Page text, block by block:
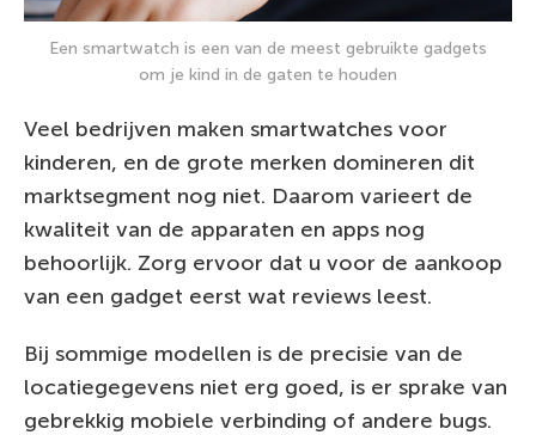
Een smartwatch is een van de meest gebruikte gadgets
om je kind in de gaten te houden
Veel bedrijven maken smartwatches voor
kinderen, en de grote merken domineren dit
marktsegment nog niet. Daarom varieert de
kwaliteit van de apparaten en apps nog
behoorlijk. Zorg ervoor dat u voor de aankoop
van een gadget eerst wat reviews leest.
Bij sommige modellen is de precisie van de
locatiegegevens niet erg goed, is er sprake van
gebrekkig mobiele verbinding of andere bugs.